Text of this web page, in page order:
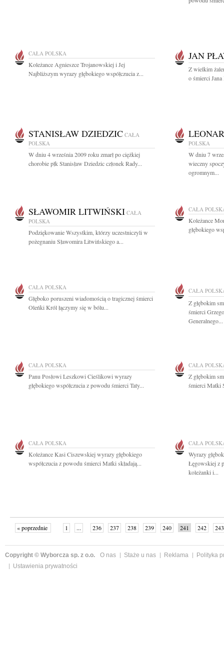
CAŁA POLSKA
Koleżance Agnieszce Trojanowskiej i Jej
Najbliższym wyrazy głębokiego współczucia z...
JAN
Z wielkim
o śmierci Jana
STANISŁAW DZIEDZIC CAŁA
POLSKA
W dniu 4 września 2009 roku zmarł po ciężkiej
chorobie płk Stanisław Dziedzic członek Rady...
POLSKA
W dniu 7
wieczny
ogromnym...
SŁAWOMIR LITWIŃSKI CAŁA
POLSKA
Podziękowanie Wszystkim, którzy uczestniczyli w
pożegnaniu Sławomira Litwińskiego a...
CAŁA
Koleżance
głębokiego
CAŁA POLSKA
Głęboko poruszeni wiadomością o tragicznej śmierci
Oleńki Król łączymy się w bólu...
CAŁA
Z głębokim
śmierci
Generalnego...
CAŁA POLSKA
Panu Posłowi Leszkowi Cieślikowi wyrazy
głębokiego współczucia z powodu śmierci Taty...
CAŁA
Z głębokim
śmierci Matki
CAŁA POLSKA
Koleżance Kasi Ciszewskiej wyrazy głębokiego
współczucia z powodu śmierci Matki składają...
CAŁA
Wyrazy
Łęgowskiej z
koleżanki i...
« poprzednie 1 ... 236 237 238 239 240 241 242
243
Copyright © Wyborcza sp. z o.o. O nas Staże u nas Reklama
Polityka
Ustawienia prywatności